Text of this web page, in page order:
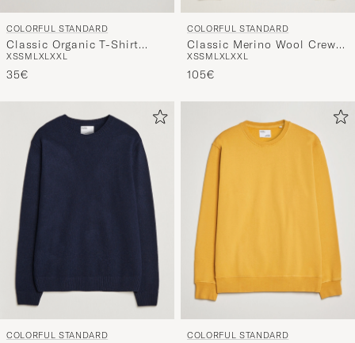
COLORFUL STANDARD
Classic Organic T-Shirt
Optical White
XSSM LXLXXL
35€
COLORFUL STANDARD
Classic Merino Wool Crew
Neck Ivory White
XSSM LXLXXL
105€
COLORFUL STANDARD COLORFUL STANDARD